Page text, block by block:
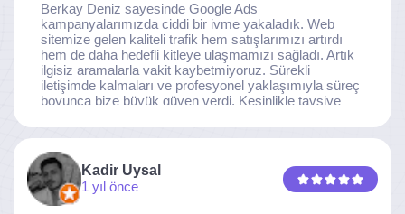
Berkay Deniz sayesinde Google Ads
kampanyalarımızda ciddi bir ivme yakaladık. Web
sitemize gelen kaliteli trafik hem satışlarımızı artırdı
hem de daha hedefli kitleye ulaşmamızı sağladı. Artık
ilgisiz aramalarla vakit kaybetmiyoruz. Sürekli
iletişimde kalmaları ve profesyonel yaklaşımıyla süreç
boyunca bize büyük güven verdi. Kesinlikle tavsiye
Kadir Uysal
1 yıl önce